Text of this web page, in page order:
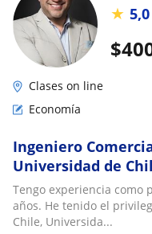
$
★ 5,0
Clases on line
Economía
Ingeniero
Universidad de
experiencia.
Introducción a la
economía
Tengo experiencia como
años. He tenido el
Chile, Universida...